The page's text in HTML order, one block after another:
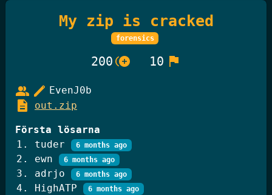
Knäck Koden 2025
GiffelBanken Valv 2
Knäck Koden 2025
20 lösare
My zip is cracked
forensics
200 control_point_duplicate 10 flag
group edit EvenJ0b
description out.zip
Första lösarna
tuder
6 months ago
ewn 6 months ago
adrjo 6 months ago
HighATP 6 months ago